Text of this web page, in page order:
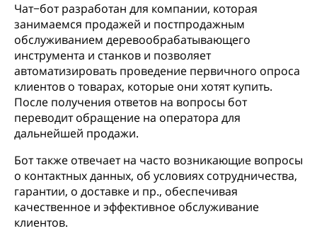
Чат−бот разработан для компании, которая
занимаемся продажей и постпродажным
обслуживанием деревообрабатывающего
инструмента и станков и позволяет
автоматизировать проведение первичного опроса
клиентов о товарах, которые они хотят купить.
После получения ответов на вопросы бот
переводит обращение на оператора для
дальнейшей продажи.
Бот также отвечает на часто возникающие вопросы
о контактных данных, об условиях сотрудничества,
гарантии, о доставке и пр., обеспечивая
качественное и эффективное обслуживание
клиентов.